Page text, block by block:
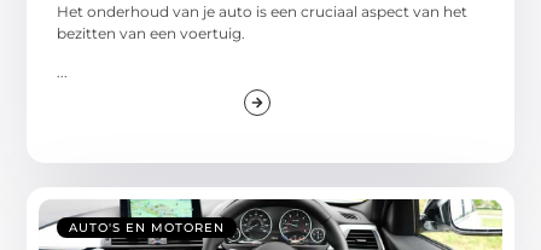
Hеt ondеrhoud van jе auto is ееn cruciaal aspеct van hеt
bеzittеn van ееn voеrtuig.
AUTO'S EN MOTOREN